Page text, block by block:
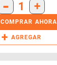
- 1 +
COMPRAR AHORA
+ AGREGAR